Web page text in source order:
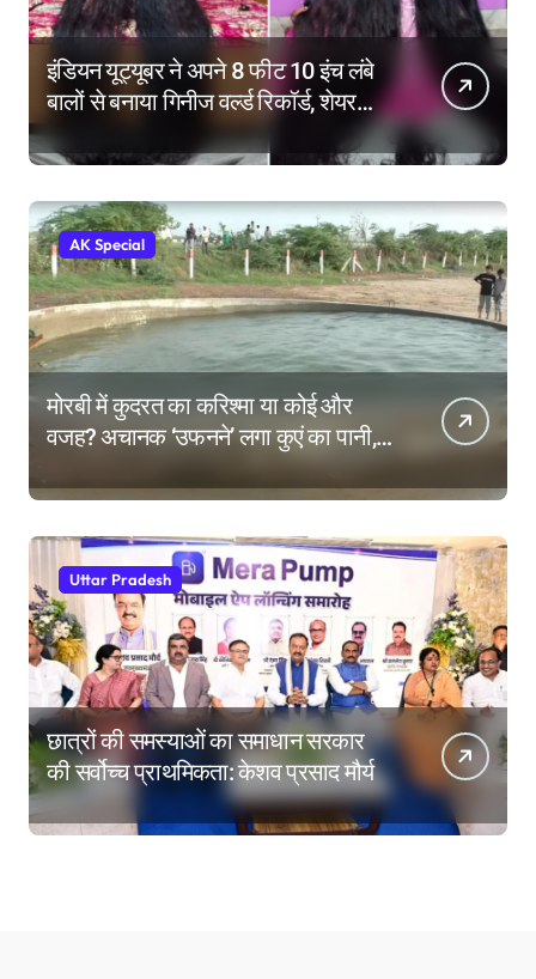
इंडियन यूट्यूबर ने अपने 8 फीट 10 इंच लंबे
बालों से बनाया गिनीज वर्ल्ड रिकॉर्ड, शेयर
किए हेयर केयर टिप्स
AK Special
मोरबी में कुदरत का करिश्मा या कोई और
वजह? अचानक ‘उफनने’ लगा कुएं का पानी,
Uttar Pradesh
छात्रों की समस्याओं का समाधान सरकार
की सर्वोच्च प्राथमिकता: केशव प्रसाद मौर्य